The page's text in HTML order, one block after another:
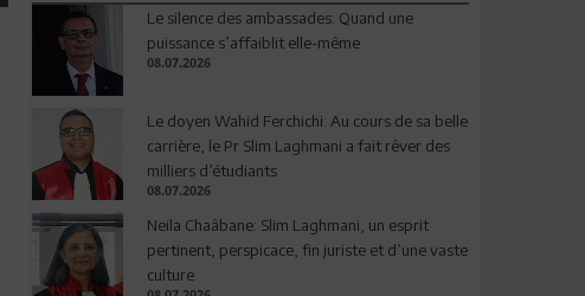
Le silence des ambassades: Quand une
puissance s’affaiblit elle-même
08.07.2026
Le doyen Wahid Ferchichi: Au cours de sa belle
carrière, le Pr Slim Laghmani a fait rêver des
milliers d’étudiants
08.07.2026
Neila Chaâbane: Slim Laghmani, un esprit
pertinent, perspicace, fin juriste et d’une vaste
culture